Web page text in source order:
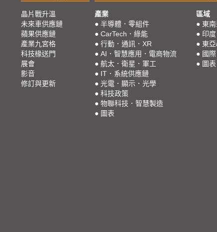
晶片戰升溫
未來車供應鏈
蘋果供應鏈
產業九宮格
科技椽送門
展會
影音
修訂與更新
產業
● 半導體．零組件
● CarTech．綠能
● 行動．通訊．XR
● AI．智慧應用．電商物流
● 航太．衛星．軍工
● IT．系統供應鏈
● 光電．顯示．光學
● 科技政策
● 物聯科技．智慧製造
● 圖表
區域
● 東
● 印度
● 東
● 國際
● 圖表